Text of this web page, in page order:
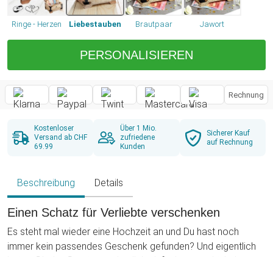
Ringe - Herzen Liebestauben Brautpaar Jawort
PERSONALISIEREN
Rechnung
Kostenloser
Versand ab CHF
69.99
Über 1 Mio.
zufriedene
Kunden
Sicherer Kauf
auf Rechnung
Beschreibung Details
Einen Schatz für Verliebte verschenken
Es steht mal wieder eine Hochzeit an und Du hast noch
immer kein passendes Geschenk gefunden? Und eigentlich